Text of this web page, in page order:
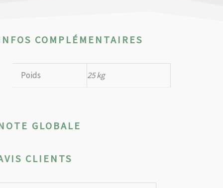
COMPLÉMENTAIRES
Poids 25 kg
GLOBALE
CLIENTS